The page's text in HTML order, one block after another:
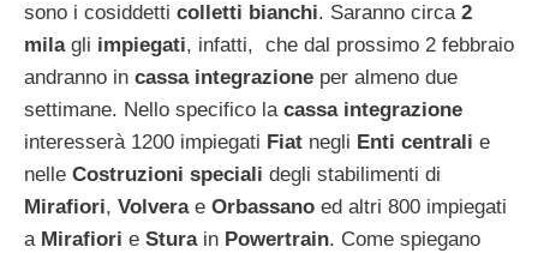
sono i cosiddetti colletti bianchi. Saranno circa 2
milagli impiegati, infatti, che dal prossimo 2 febbraio
andranno in cassa integrazione per almeno due
settimane. Nello specifico la cassa integrazione
interesserà 1200 impiegati Fiat negli Enti centrali e
nelle Costruzioni speciali degli stabilimenti di
Mirafiori, Volvera e Orbassano ed altri 800 impiegati
a Mirafiori e Sturain Powertrain. Come spiegano